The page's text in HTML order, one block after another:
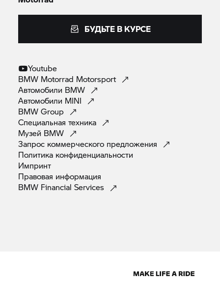
БУДЬТЕ В КУРСЕ
Youtube
BMW Motorrad Motorsport
Автомобили BMW
Автомобили MINI
BMWGroup
Специальнаятехника
Музей BMW
Запрос коммерческого предложения
Политика конфиденциальности
Импринт
Правовая информация
BMW FinancialServices